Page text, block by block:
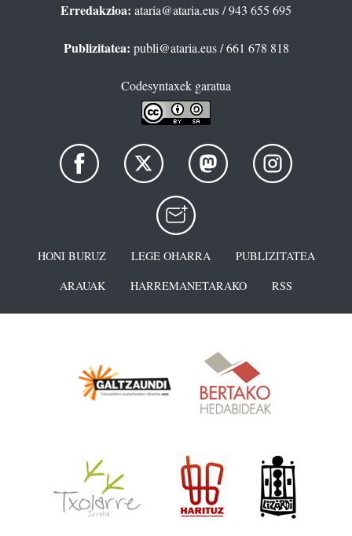
Erredakzioa: ataria@ataria.eus/ 943 655 695
Publizitatea: publi@ataria.eus/ 661 678 818
Codesyntaxek garatua
HONI BURUZ LEGE OHARRA
PUBLIZITATEA
ARAUAK
HARREMANETARAKO RSS